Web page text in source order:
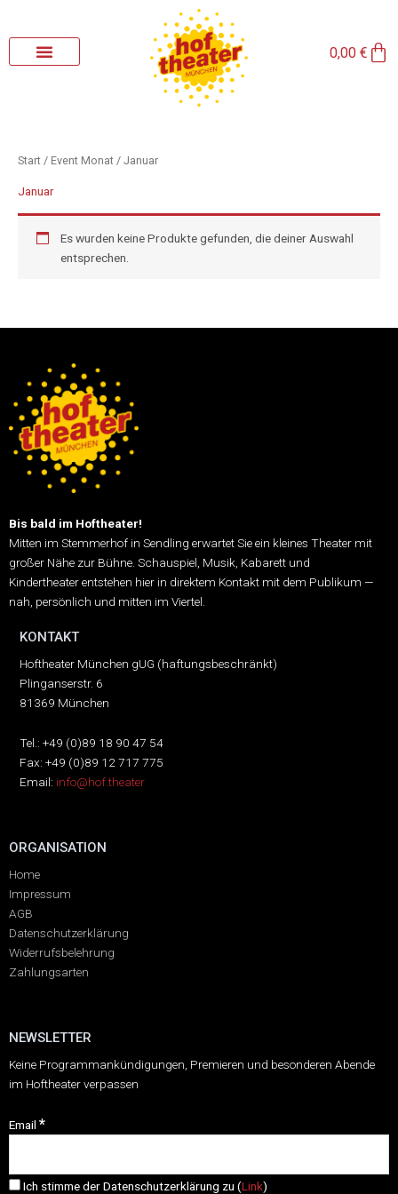
springen
0,00 €
Start / Event Monat / Januar
Januar
Es wurden keine Produkte gefunden, die deiner Auswahl
entsprechen.
Bis bald im Hoftheater!
Mitten im Stemmerhof in Sendling erwartet Sie ein kleines Theater mit
großer Nähe zur Bühne. Schauspiel, Musik, Kabarett und
Kindertheater entstehen hier in direktem Kontakt mit dem Publikum —
nah, persönlich und mitten im Viertel.
KONTAKT
Hoftheater München gUG (haftungsbeschränkt)
Plinganserstr. 6
81369 München
Tel.: +49 (0)89 18 90 47 54
Fax: +49 (0)89 12 717 775
Email: info@hof.theater
ORGANISATION
Home
Impressum
AGB
Datenschutzerklärung
Widerrufsbelehrung
Zahlungsarten
NEWSLETTER
Keine Programmankündigungen, Premieren und besonderen Abende
im Hoftheater verpassen
Email *
Ich stimme der Datenschutzerklärung zu (Link)